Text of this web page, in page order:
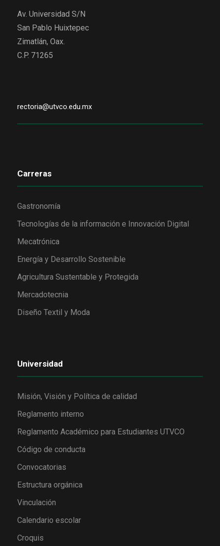
Av. Universidad S/N
San Pablo Huixtepec
Zimatlán, Oax.
C.P. 71265
rectoria@utvco.edu.mx
Carreras
Gastronomía
Tecnologías de la información e Innovación Digital
Mecatrónica
Energía y Desarrollo Sostenible
Agricultura Sustentable y Protegida
Mercadotecnia
Diseño Textil y Moda
Universidad
Misión, Visión y Política de calidad
Reglamento interno
Reglamento Académico para Estudiantes UTVCO
Código de conducta
Convocatorias
Estructura orgánica
Vinculación
Calendario escolar
Croquis